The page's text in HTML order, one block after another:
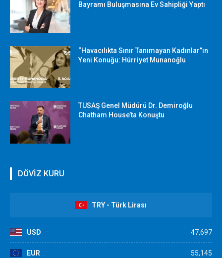
Bayramı Buluşmasına Ev Sahipliği Yaptı
“Havacılıkta Sınır Tanımayan Kadınlar”ın
Yeni Konuğu: Hürriyet Munanoğlu
TUSAŞ Genel Müdürü Dr. Demiroğlu
Chatham House’ta Konuştu
DÖVİZ KURU
TRY - Türk Lirası
USD 47,697
EUR 55,145